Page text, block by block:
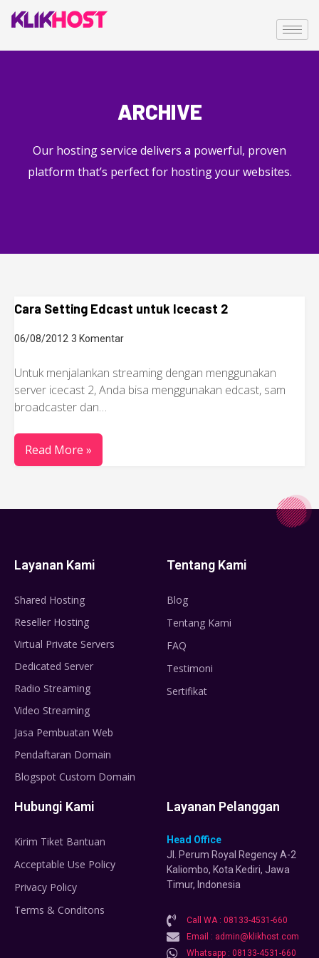
ARCHIVE
Our hosting service delivers a powerful, proven
platform that’s perfect for hosting your websites.
Cara Setting Edcast untuk Icecast 2
06/08/2012 3 Komentar
Untuk menjalankan streaming dengan menggunakan
server icecast 2, Anda bisa menggunakan edcast, sam
broadcaster dan…
Read More »
Layanan Kami
Shared Hosting
Reseller Hosting
Virtual Private Servers
Dedicated Server
Radio Streaming
Video Streaming
Jasa Pembuatan Web
Pendaftaran Domain
Blogspot Custom Domain
Tentang Kami
Blog
Tentang Kami
FAQ
Testimoni
Sertifikat
Hubungi Kami
Kirim Tiket Bantuan
Acceptable Use Policy
Privacy Policy
Terms & Conditons
Layanan Pelanggan
Head Office
Jl. Perum Royal Regency A-2
Kaliombo, Kota Kediri, Jawa
Timur, Indonesia
Call WA : 08133-4531-660
Email : admin@klikhost.com
Whatsapp : 08133-4531-660